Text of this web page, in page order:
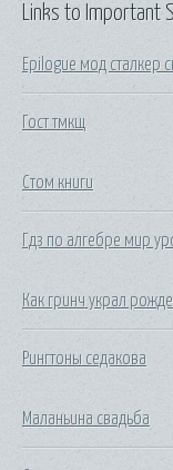
Links to Important
Epilogue мод сталкер
Гост тмкщ
Стом книги
Гдз по алгебре мир
Как гринч украл
Рингтоны седакова
Маланьина свадьба